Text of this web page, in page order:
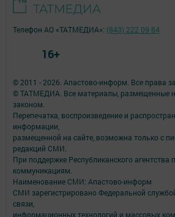
© 2011 - 2026. Апастово-информ. Все права
© ТАТМЕДИА. Все материалы, размещенные
законом.
Перепечатка, воспроизведение и
информации,
размещенной на сайте, возможна только с
редакций СМИ.
При поддержке Республиканского
коммуникациям.
Наименование СМИ: Апастово-информ
СМИ зарегистрировано Федеральной
связи,
информационных технологий и массовых
Телефон АО «ТАТМЕДИА»: (843) 222 09 84
16+